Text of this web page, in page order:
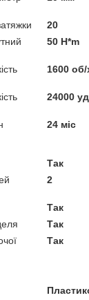
20
50 H*m
1600 об/
24000
24 міс
Так
2
Так
Так
Так